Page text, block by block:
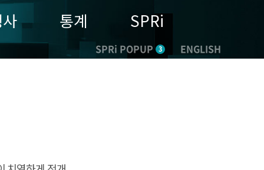
통계 SPRi
SPRi POPUP 3 ENGLISH